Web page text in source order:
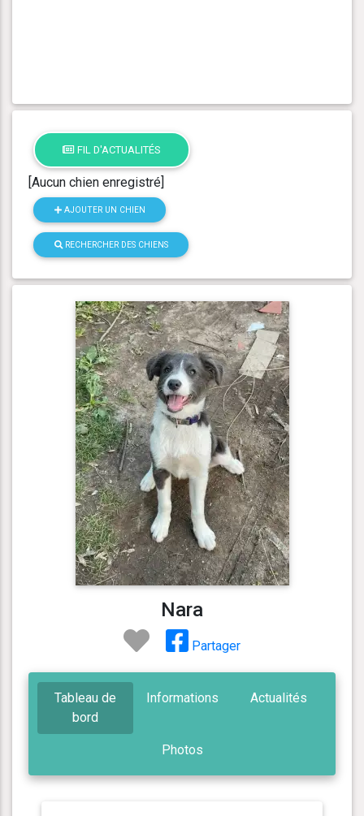
FIL D'ACTUALITÉS
[Aucun chien enregistré]
AJOUTER UN CHIEN
RECHERCHER DES CHIENS
Nara
Partager
Tableau de
bord
Informations Actualités
Photos